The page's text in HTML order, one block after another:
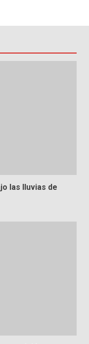
las lluvias de